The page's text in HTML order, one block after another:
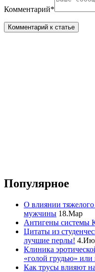
Комментарий*
Популярное
О влиянии тяжелого
мужчины 18.Мар
Антигены системы
Цитаты из
лучшие перлы!
Клиника
«голой грудью» или
Как трусы влияют